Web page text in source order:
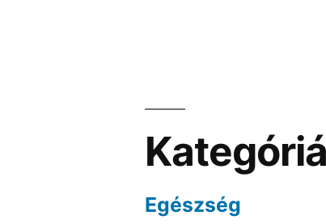
Egészség